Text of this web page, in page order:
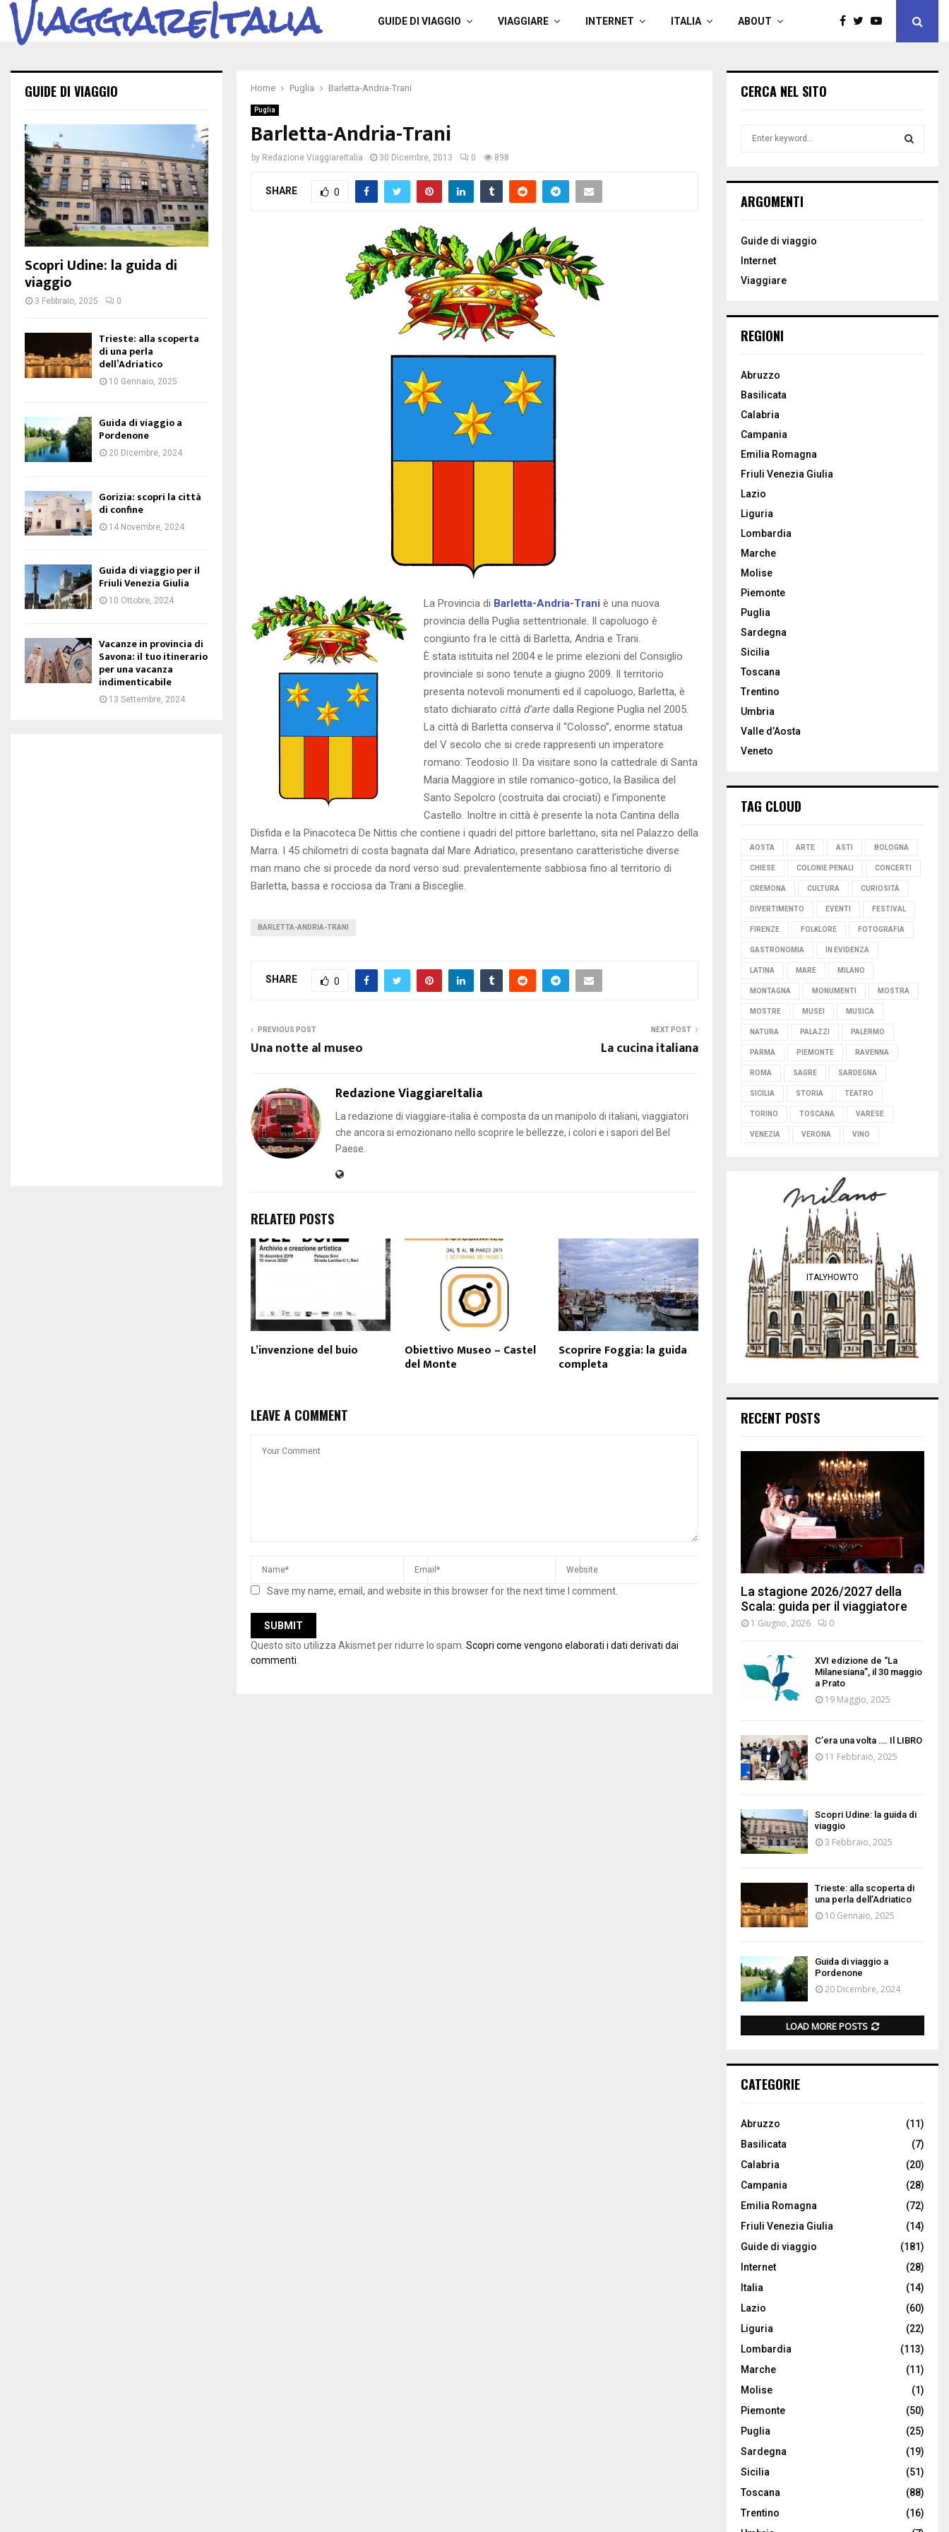
ViaggiareItalia GUIDE DI VIAGGIO VIAGGIARE INTERNET ITALIA ABOUT
Home Puglia Barletta-Andria-Trani
Puglia
Barletta-Andria-Trani
by Redazione ViaggiareItalia 30 Dicembre, 2013 0 898
SHARE 0
La Provincia di Barletta-Andria-Trani è una nuova
provincia della Puglia settentrionale. Il capoluogo è
congiunto fra le città di Barletta, Andria e Trani.
È stata istituita nel 2004 e le prime elezioni del Consiglio
provinciale si sono tenute a giugno 2009. Il territorio
presenta notevoli monumenti ed il capoluogo, Barletta, è
stato dichiarato città d’arte dalla Regione Puglia nel 2005.
La città di Barletta conserva il “Colosso”, enorme statua
del V secolo che si crede rappresenti un imperatore
romano: Teodosio II. Da visitare sono la cattedrale di Santa
Maria Maggiore in stile romanico-gotico, la Basilica del
Santo Sepolcro (costruita dai crociati) e l’imponente
Castello. Inoltre in città è presente la nota Cantina della
Disfida e la Pinacoteca De Nittis che contiene i quadri del pittore barlettano, sita nel Palazzo della
Marra. I 45 chilometri di costa bagnata dal Mare Adriatico, presentano caratteristiche diverse
man mano che si procede da nord verso sud: prevalentemente sabbiosa fino al territorio di
Barletta, bassa e rocciosa da Trani a Bisceglie.
BARLETTA-ANDRIA-TRANI
SHARE 0
PREVIOUS POST
Una notte al museo
NEXT POST
La cucina italiana
Redazione ViaggiareItalia
La redazione di viaggiare-italia è composta da un manipolo di italiani, viaggiatori
che ancora si emozionano nello scoprire le bellezze, i colori e i sapori del Bel
Paese.
RELATED POSTS
L’invenzione del buio Obiettivo Museo – Castel
del Monte
Scoprire Foggia: la guida
completa
LEAVE A COMMENT
Save my name, email, and website in this browser for the next time I comment.
Questo sito utilizza Akismet per ridurre lo spam. Scopri come vengono elaborati i dati derivati dai
commenti.
GUIDE DI VIAGGIO
Scopri Udine: la guida di
viaggio
3 Febbraio, 2025 0
Trieste: alla scoperta
di una perla
dell’Adriatico
10 Gennaio, 2025
Guida di viaggio a
Pordenone
20 Dicembre, 2024
Gorizia: scopri la città
di confine
14 Novembre, 2024
Guida di viaggio per il
Friuli Venezia Giulia
10 Ottobre, 2024
Vacanze in provincia di
Savona: il tuo itinerario
per una vacanza
indimenticabile
13 Settembre, 2024
CERCA NEL SITO
h
o
:
ARGOMENTI
Guide di viaggio
Internet
Viaggiare
REGIONI
Abruzzo
Basilicata
Calabria
Campania
Emilia Romagna
Friuli Venezia Giulia
Lazio
Liguria
Lombardia
Marche
Molise
Piemonte
Puglia
Sardegna
Sicilia
Toscana
Trentino
Umbria
Valle d’Aosta
Veneto
TAG CLOUD
AOSTA ARTE ASTI BOLOGNA
CHIESE COLONIE PENALI CONCERTI
CREMONA CULTURA CURIOSITÀ
DIVERTIMENTO EVENTI FESTIVAL
FIRENZE FOLKLORE FOTOGRAFIA
GASTRONOMIA IN EVIDENZA
LATINA MARE MILANO
MONTAGNA MONUMENTI MOSTRA
MOSTRE MUSEI MUSICA
NATURA PALAZZI PALERMO
PARMA PIEMONTE RAVENNA
ROMA SAGRE SARDEGNA
SICILIA STORIA TEATRO
TORINO TOSCANA VARESE
VENEZIA VERONA VINO
ITALYHOWTO
RECENT POSTS
La stagione 2026/2027 della
Scala: guida per il viaggiatore
1 Giugno, 2026 0
XVI edizione de “La
Milanesiana”, il 30 maggio
a Prato
19 Maggio, 2025
C’era una volta …. Il LIBRO
11 Febbraio, 2025
Scopri Udine: la guida di
viaggio
3 Febbraio, 2025
Trieste: alla scoperta di
una perla dell’Adriatico
10 Gennaio, 2025
Guida di viaggio a
Pordenone
20 Dicembre, 2024
LOAD MORE POSTS
CATEGORIE
Abruzzo
(11)
Basilicata
(7)
Calabria
(20)
Campania
(28)
Emilia Romagna
(72)
Friuli Venezia Giulia
(14)
Guide di viaggio
(181)
Internet
(28)
Italia
(14)
Lazio
(60)
Liguria
(22)
Lombardia
(113)
Marche
(11)
Molise
(1)
Piemonte
(50)
Puglia
(25)
Sardegna
(19)
Sicilia
(51)
Toscana
(88)
Trentino
(16)